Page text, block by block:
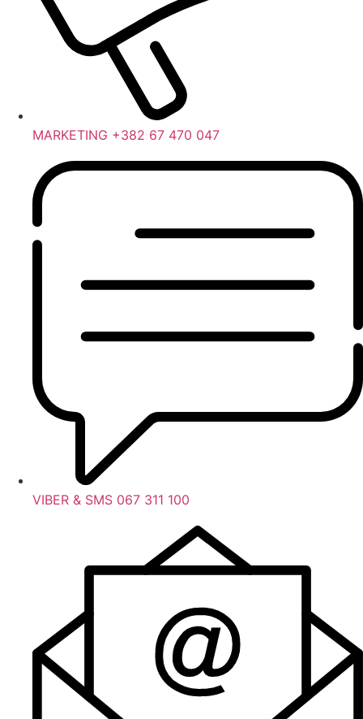
MARKETING +382 67 470 047
VIBER & SMS 067 311 100